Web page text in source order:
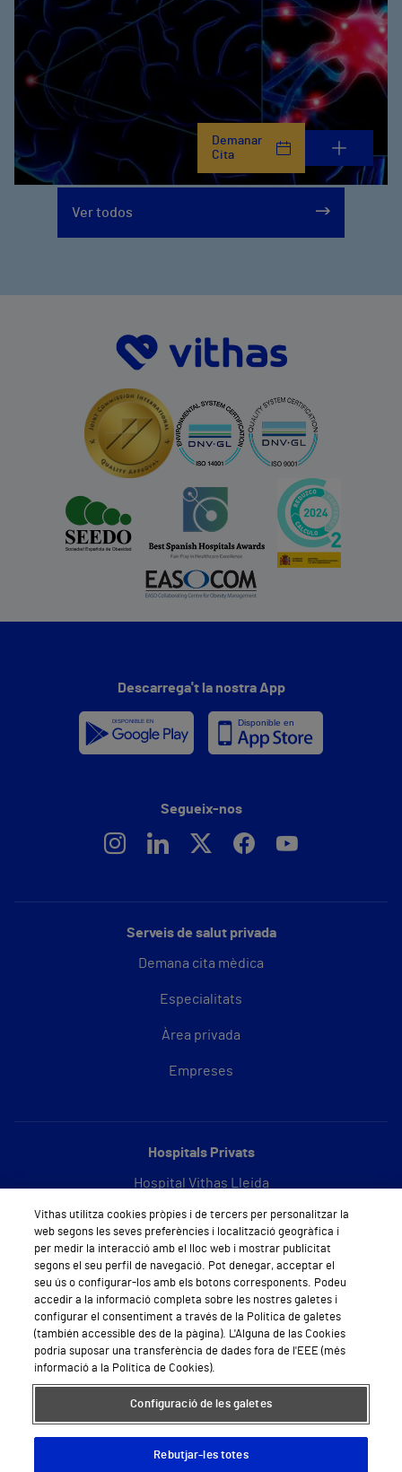
Demanar
Cita
Ver todos
Serveis de salut privada
Demana cita mèdica
Especialitats
Àrea privada
Empreses
Hospitals Privats
Hospital Vithas Lleida
Hospital Vithas Barcelona
Sobre Vithas
Qui som
Treballar a Vithas
Sala de premsa
Descarrega't la nostra App
Segueix-nos
Vithas utilitza cookies pròpies i de tercers per personalitzar la
web segons les seves preferències i localització geogràfica i
per medir la interacció amb el lloc web i mostrar publicitat
segons el seu perfil de navegació. Pot denegar, acceptar el
seu ús o configurar-los amb els botons corresponents. Podeu
accedir a la informació completa sobre les nostres galetes i
configurar el consentiment a través de la Política de galetes
(también accessible des de la pàgina). L'Alguna de las Cookies
podria suposar una transferència de dades fora de l'EEE (més
informació a la Política de Cookies).
Configuració de les galetes
Rebutjar-les totes